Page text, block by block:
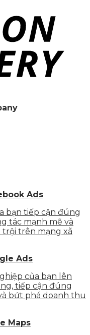
Ads
bạn tiếp cận đúng
tác mạnh mẽ và
trên mạng xã
Ads
của bạn lên
tiếp cận đúng
bứt phá doanh thu
Maps